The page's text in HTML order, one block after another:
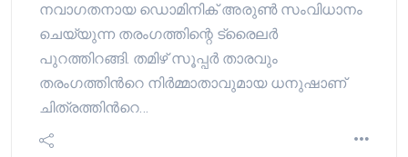
നവാഗതനായ ഡൊമിനിക് അരുൺ സംവിധാനം
ചെയ്യുന്ന തരംഗത്തിന്റെ ട്രൈലര്‍
പുറത്തിറങ്ങി. തമിഴ് സൂപ്പര്‍ താരവും
തരംഗത്തിന്‍റെ നിര്‍മ്മാതാവുമായ ധനുഷാണ്
ചിത്രത്തിന്‍റെ…